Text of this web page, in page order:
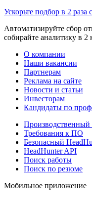
Ускорьте подбор в 2 раза
Автоматизируйте сбор
собирайте аналитику в 2
О компании
Наши вакансии
Партнерам
Реклама на сайте
Новости и статьи
Инвесторам
Кандидаты по
Производственный
Требования к ПО
Безопасный
HeadHunter API
Поиск работы
Поиск по резюме
Мобильное приложение